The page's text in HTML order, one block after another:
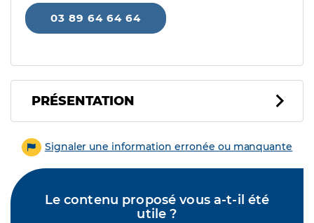
03 89 64 64 64
PRÉSENTATION
Signaler une information erronée ou manquante
Le contenu proposé vous a-t-il été
utile ?